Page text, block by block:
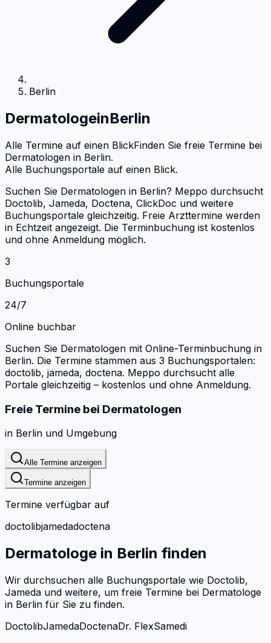
Berlin
DermatologeinBerlin
Alle Termine auf einen BlickFinden Sie freie Termine bei
Dermatologen in Berlin.
Alle Buchungsportale auf einen Blick.
Suchen Sie Dermatologen in Berlin? Meppo durchsucht
Doctolib, Jameda, Doctena, ClickDoc und weitere
Buchungsportale gleichzeitig. Freie Arzttermine werden
in Echtzeit angezeigt. Die Terminbuchung ist kostenlos
und ohne Anmeldung möglich.
3
Buchungsportale
24/7
Online buchbar
Suchen Sie Dermatologen mit Online-Terminbuchung in
Berlin. Die Termine stammen aus 3 Buchungsportalen:
doctolib, jameda, doctena. Meppo durchsucht alle
Portale gleichzeitig – kostenlos und ohne Anmeldung.
Freie Termine bei Dermatologen
in Berlin und Umgebung
Alle Termine anzeigen
Termine anzeigen
Termine verfügbar auf
doctolibjamedadoctena
Dermatologe in Berlin finden
Wir durchsuchen alle Buchungsportale wie Doctolib,
Jameda und weitere, um freie Termine bei Dermatologe
in Berlin für Sie zu finden.
DoctolibJamedaDoctenaDr. FlexSamedi